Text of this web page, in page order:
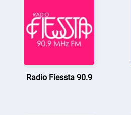
Radio Fiessta 90.9